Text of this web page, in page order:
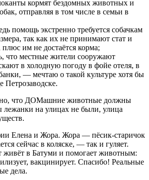
кормят бездомных животных и
отправляя в том числе в семьи в
помощь экстренно требуется собачкам
так как их не принимают стат и
плюс им не достаётся корма;
что местные жители сооружают
в холодную погоду в фойе отеля, в
— мечтаю о такой культуре хотя бы
Петрозаводске.
что ДОМашние животные должны
на улицах не были, улица
Елена и Жора. Жора — пёсик-старичок
сейчас в коляске, — так и гуляет.
живёт в Батуми и помогает животным:
вакцинирует. Спасибо! Реальные
дела.